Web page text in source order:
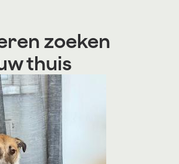
zoeken
thuis